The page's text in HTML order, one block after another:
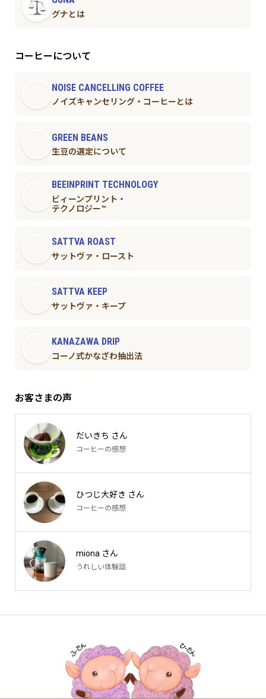
グナとは
コーヒーについて
NOISE CANCELLING COFFEE
ノイズキャンセリング・コーヒーとは
GREEN BEANS
生豆の選定について
BEEINPRINT TECHNOLOGY
ビィーンプリント・
テクノロジー™︎
SATTVA ROAST
サットヴァ・ロースト
SATTVA KEEP
サットヴァ・キープ
KANAZAWA DRIP
コーノ式かなざわ抽出法
お客さまの声
だいきち さん
コーヒーの感想
ひつじ大好き さん
コーヒーの感想
miona さん
うれしい体験談